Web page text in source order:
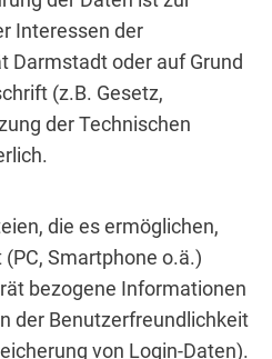
Interessen der
Darmstadt oder auf Grund
(z.B. Gesetz,
der Technischen
die es ermöglichen,
Smartphone o.ä.)
bezogene Informationen
der Benutzerfreundlichkeit
von Login-Daten).